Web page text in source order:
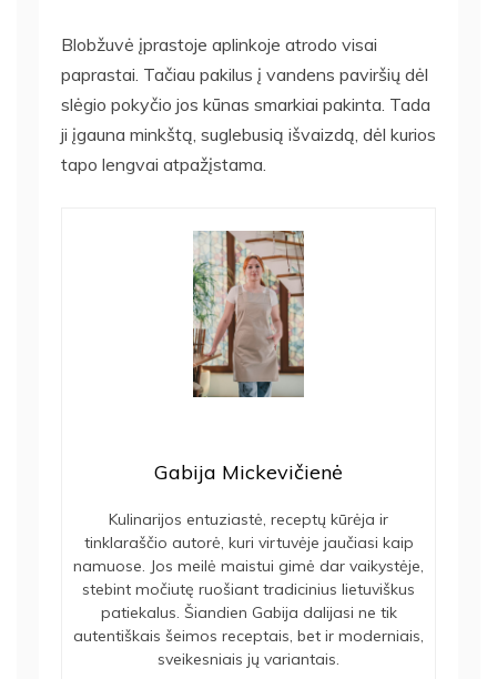
Blobžuvė įprastoje aplinkoje atrodo visai
paprastai. Tačiau pakilus į vandens paviršių dėl
slėgio pokyčio jos kūnas smarkiai pakinta. Tada
ji įgauna minkštą, suglebusią išvaizdą, dėl kurios
tapo lengvai atpažįstama.
Gabija Mickevičienė
Kulinarijos entuziastė, receptų kūrėja ir
tinklaraščio autorė, kuri virtuvėje jaučiasi kaip
namuose. Jos meilė maistui gimė dar vaikystėje,
stebint močiutę ruošiant tradicinius lietuviškus
patiekalus. Šiandien Gabija dalijasi ne tik
autentiškais šeimos receptais, bet ir moderniais,
sveikesniais jų variantais.